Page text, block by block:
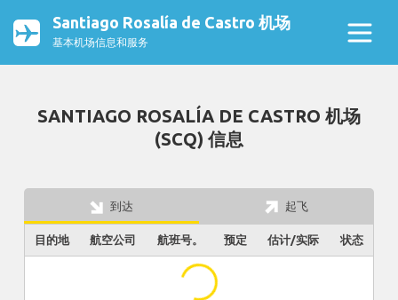
Santiago Rosalía de Castro 机场
基本机场信息和服务
SANTIAGO ROSALÍA DE CASTRO 机场
(SCQ) 信息
到达 起飞
目的地 航空公司 航班号。 预定 估计/实际 状态
...